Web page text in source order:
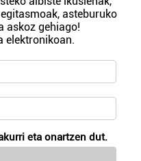
asteburuko
askoz gehiago!
elektronikoan.
eta onartzen dut.